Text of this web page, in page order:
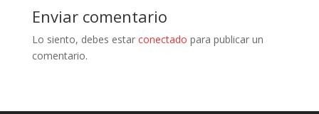
Enviar comentario
Lo siento, debes estar conectado para publicar un
comentario.